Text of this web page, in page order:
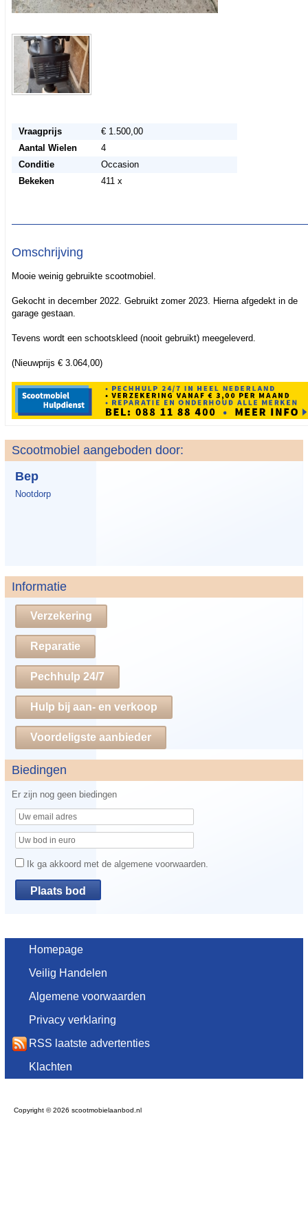
Vraagprijs
€ 1.500,00
Aantal Wielen
4
Conditie
Occasion
Bekeken
411 x
Omschrijving
Mooie weinig gebruikte scootmobiel.
Gekocht in december 2022. Gebruikt zomer 2023. Hierna afgedekt in de
garage gestaan.
Tevens wordt een schootskleed (nooit gebruikt) meegeleverd.
(Nieuwprijs € 3.064,00)
Scootmobiel aangeboden door:
Bep
Nootdorp
Informatie
Verzekering
Reparatie
Pechhulp 24/7
Hulp bij aan- en verkoop
Voordeligste aanbieder
Biedingen
Er zijn nog geen biedingen
Ik ga akkoord met de algemene voorwaarden.
Homepage
Veilig Handelen
Algemene voorwaarden
Privacy verklaring
RSS laatste advertenties
Klachten
Copyright © 2026 scootmobielaanbod.nl